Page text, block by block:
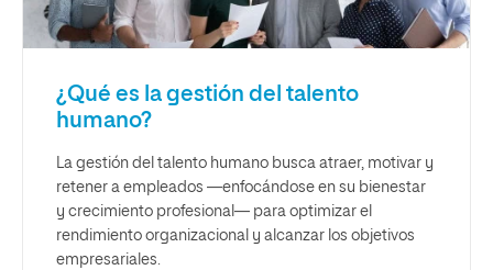
¿Qué es la gestión del talento
humano?
La gestión del talento humano busca atraer, motivar y
retener a empleados —enfocándose en su bienestar
y crecimiento profesional— para optimizar el
rendimiento organizacional y alcanzar los objetivos
empresariales.